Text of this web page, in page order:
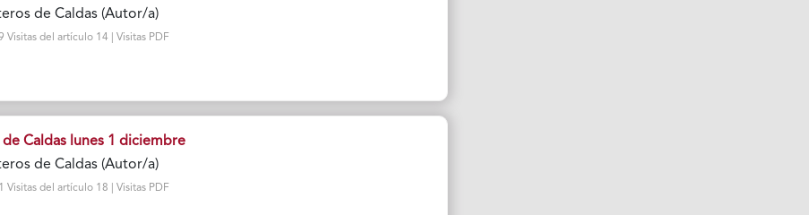
de Caldas (Autor/a)
Visitas del artículo 14 | Visitas PDF
Caldas lunes 1 diciembre
de Caldas (Autor/a)
Visitas del artículo 18 | Visitas PDF